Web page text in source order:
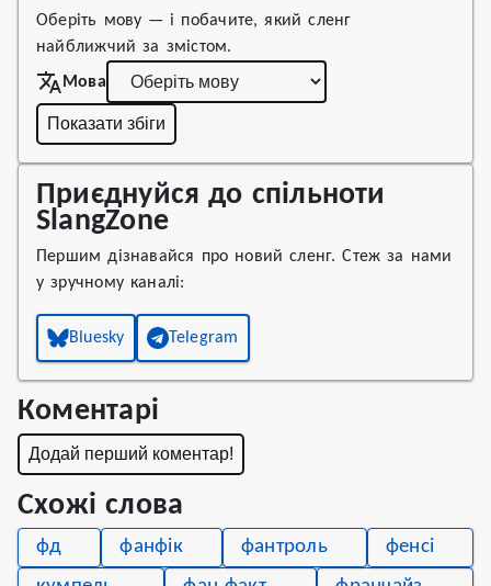
Оберіть мову — і побачите, який сленг
найближчий за змістом.
Мова
Показати збіги
Приєднуйся до спільноти
SlangZone
Першим дізнавайся про новий сленг. Стеж за нами
у зручному каналі:
Bluesky Telegram
Коментарі
Додай перший коментар!
Схожі слова
фд фанфік фантроль
фенсі